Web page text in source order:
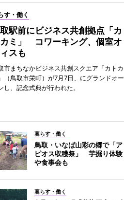
す・働く
駅前にビジネス共創拠点「カ
カミ」 コワーキング、個室オ
スも
市まちなかビジネス共創スクエア「カトカ
（鳥取市栄町）が7月7日、にグランドオー
し、記念式典が行われた。
暮らす・働く
鳥取・いなば山彩の郷で「ア
ピオス収穫祭」 芋掘り体験
や食事会も
暮らす・働く